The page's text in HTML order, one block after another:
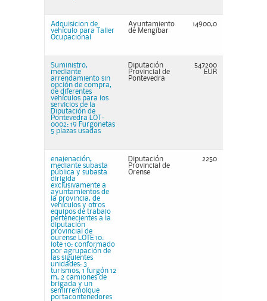
Adquisicion de
vehículo para Taller
Ocupacional
Ayuntamiento
de Mengíbar
14900,0
Suministro,
mediante
arrendamiento sin
opción de compra,
de diferentes
vehículos para los
servicios de la
Diputación de
Pontevedra LOT-
0002: 19 Furgonetas
5 plazas usadas
Diputación
Provincial de
Pontevedra
547200
EUR
enajenación,
mediante subasta
pública y subasta
dirigida
exclusivamente a
ayuntamientos de
la provincia, de
vehículos y otros
equipos de trabajo
pertenecientes a la
diputación
provincial de
ourense LOTE 10:
lote 10: conformado
por agrupación de
las siguientes
unidades: 3
turismos, 1 furgón 12
m, 2 camiones de
brigada y un
semirremolque
portacontenedores
Diputación
Provincial de
Orense
2250